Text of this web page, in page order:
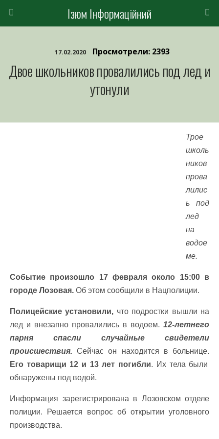
Ізюм Інформаційний
17.02.2020 Просмотрели: 2393
Двое школьников провалились под лед и
утонули
Трое
школь
ников
прова
лилис
ь под
лед
на
водое
ме.
Событие произошло 17 февраля около 15:00 в
городе Лозовая. Об этом сообщили в Нацполиции.
Полицейские установили, что подростки вышли на
лед и внезапно провалились в водоем. 12-летнего
парня спасли случайные свидетели
происшествия.
Сейчас он находится в больнице.
Его товарищи 12 и 13 лет погибли. Их тела были
обнаружены под водой.
Информация зарегистрирована в Лозовском отделе
полиции. Решается вопрос об открытии уголовного
производства.